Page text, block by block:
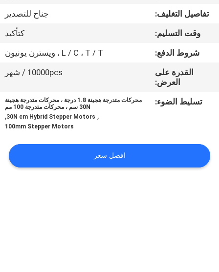
المعمل
ضبط
الجودة
اتصل
أخبار
جميع
تفاصيل التغليف:
جناح للتصدير
وقت التسليم:
كتأكيد
شروط الدفع:
L / C ، T / T ، ويسترن يونيون
القدرة على
العرض:
10000pcs / شهر
تسليط الضوء:
محركات متدرجة هجينة 1.8 درجة ، محركات متدرجة هجينة
30N سم ، محركات متدرجة 100 مم
,
30N cm Hybrid Stepper Motors
,
100mm Stepper Motors
افضل سعر